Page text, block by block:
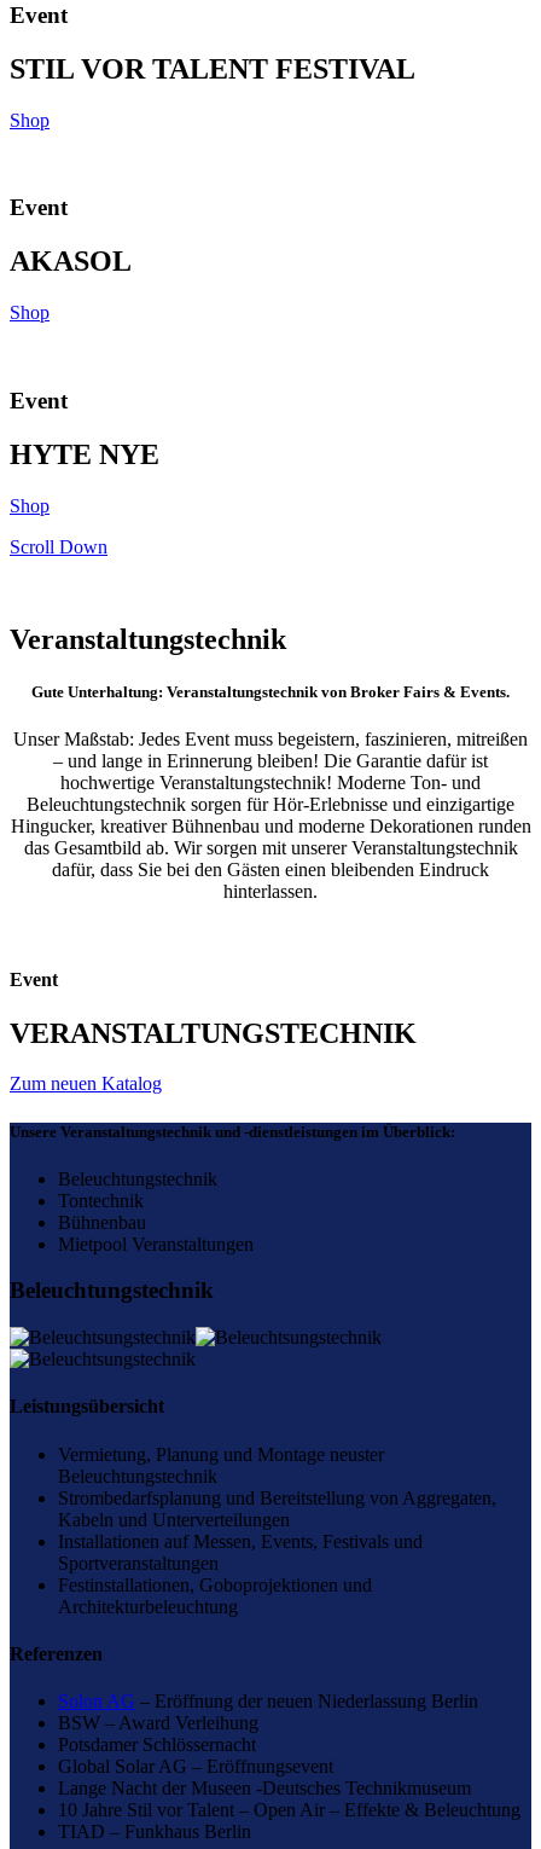
Event
STIL VOR TALENT FESTIVAL
Shop
Event
AKASOL
Shop
Event
HYTE NYE
Shop
Scroll Down
Veranstaltungstechnik
Gute Unterhaltung: Veranstaltungstechnik von Broker Fairs & Events.
Unser Maßstab: Jedes Event muss begeistern, faszinieren, mitreißen
– und lange in Erinnerung bleiben! Die Garantie dafür ist
hochwertige Veranstaltungstechnik! Moderne Ton- und
Beleuchtungstechnik sorgen für Hör-Erlebnisse und einzigartige
Hingucker, kreativer Bühnenbau und moderne Dekorationen runden
das Gesamtbild ab. Wir sorgen mit unserer Veranstaltungstechnik
dafür, dass Sie bei den Gästen einen bleibenden Eindruck
hinterlassen.
Event
VERANSTALTUNGSTECHNIK
Zum neuen Katalog
Unsere Veranstaltungstechnik und -dienstleistungen im Überblick:
Beleuchtungstechnik
Tontechnik
Bühnenbau
Mietpool Veranstaltungen
Beleuchtungstechnik
Leistungsübersicht
Vermietung, Planung und Montage neuster
Beleuchtungstechnik
Strombedarfsplanung und Bereitstellung von Aggregaten,
Kabeln und Unterverteilungen
Installationen auf Messen, Events, Festivals und
Sportveranstaltungen
Festinstallationen, Goboprojektionen und
Architekturbeleuchtung
Referenzen
Solon AG – Eröffnung der neuen Niederlassung Berlin
BSW – Award Verleihung
Potsdamer Schlössernacht
Global Solar AG – Eröffnungsevent
Lange Nacht der Museen -Deutsches Technikmuseum
10 Jahre Stil vor Talent – Open Air – Effekte & Beleuchtung
TIAD – Funkhaus Berlin